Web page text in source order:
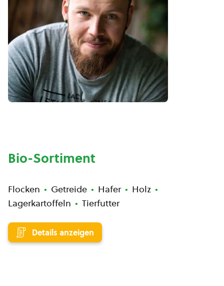
Bio-Sortiment
Flocken Getreide Hafer
Holz
Lagerkartoffeln
Tierfutter
Details anzeigen